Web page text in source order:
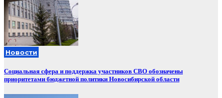
Новости
Социальная сфера и поддержка участников СВО обозначены
приоритетами бюджетной политики Новосибирской области